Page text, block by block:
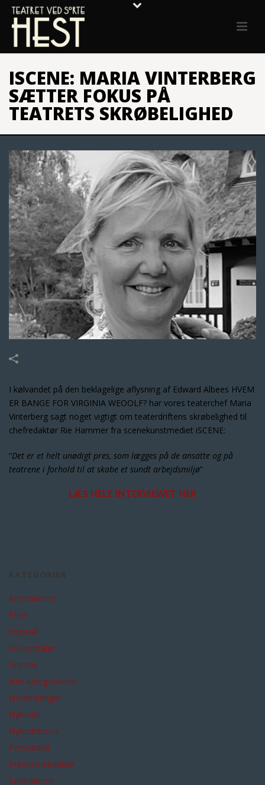
ISCENE: MARIA VINTERBERG
SÆTTER FOKUS PÅ
TEATRETS SKRØBELIGHED
I kølvandet på den beklagelige aflysning af Edward Albees HVEM
ER BANGE FOR VIRGINIA WEOOLF? har vores teaterchef Maria
Vinterberg sagt noget vigtigt om teaterdriftens skrøbelighed til
chefredaktør Rie Hammer fra scenekunstmediet iSCENE:
“Det er et helt unødigt pres, som lægges på de ansatte og på
teatrene i forhold til at skabe et sundt arbejdsmiljø”
LÆS HELE INTERVIEWET HER
Anmeldelser
Ferie
Festival
For-omtaler
Historie
Ikke kategoriseret
Nomineringer
Nyheder
Nyhedsbreve
Personalet
Pressemeddelser
Selskaberne